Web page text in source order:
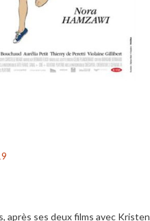
après ses deux films avec Kristen